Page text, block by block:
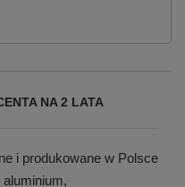
NA 2 LATA
i produkowane w Polsce